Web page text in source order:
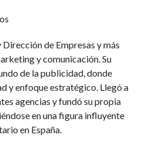
de Empresas y más
y comunicación. Su
de la publicidad, donde
y enfoque estratégico. Llegó a
agencias y fundó su propia
en una figura influyente
en España.